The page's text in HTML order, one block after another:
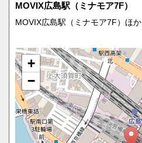
MOVIX広島駅（ミナモア7F）
MOVIX広島駅（ミナモア7F）ほか
+
−